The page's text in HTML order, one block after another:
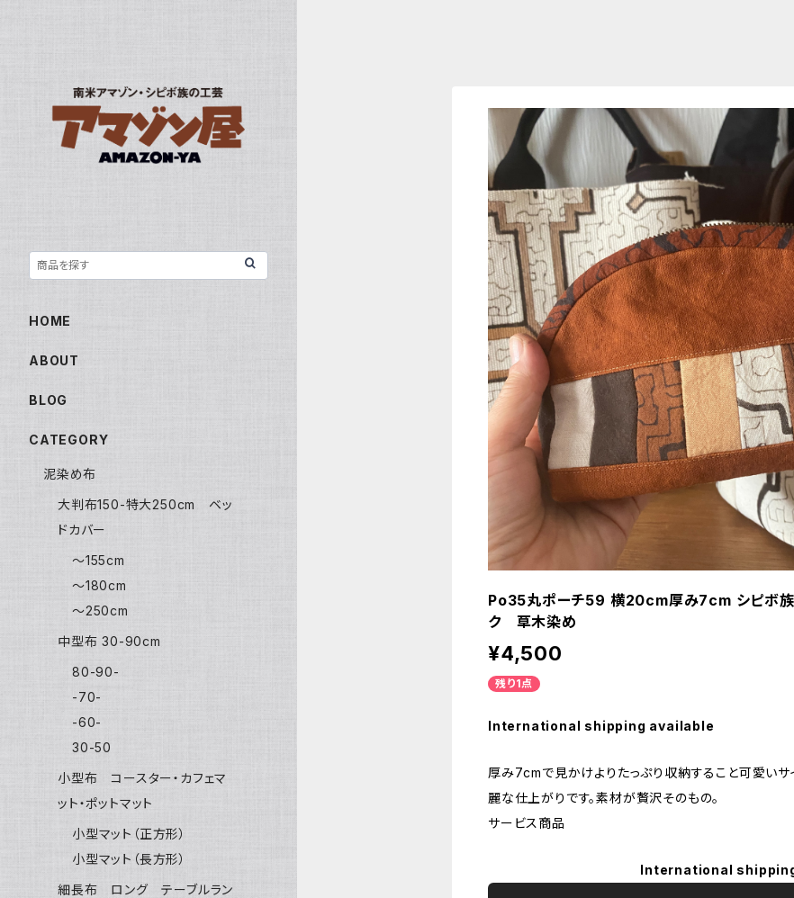
Po35丸ポーチ59 横20cm厚み7cm シピボ
ク 草木染め
¥4,500
残り1点
International shipping available
厚み7cmで見かけよりたっぷり収納すること可愛いサ
麗な仕上がりです。素材が贅沢そのもの。
サービス商品
International
HOME
ABOUT
BLOG
CATEGORY
泥染め布
大判布150-特大250cm ベッ
ドカバー
〜155cm
〜180cm
〜250cm
中型布 30-90cm
80-90-
-70-
-60-
30-50
小型布 コースター・カフェマ
ット・ポットマット
小型マット（正方形）
小型マット（長方形）
細長布 ロング テーブルラン